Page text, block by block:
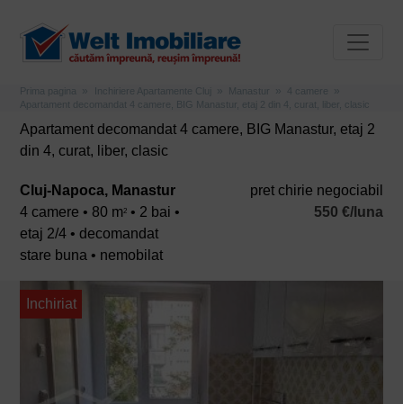
Prima pagina Inchiriere Apartamente Cluj Manastur
4 camere
Apartament decomandat 4 camere, BIG Manastur, etaj 2 din 4, curat, liber, clasic
Apartament decomandat 4 camere, BIG Manastur, etaj 2
din 4, curat, liber, clasic
Cluj-Napoca, Manastur
4 camere • 80 m2 • 2 bai •
etaj 2/4 • decomandat
stare buna • nemobilat
pret chirie negociabil
550 €/luna
Inchiriat